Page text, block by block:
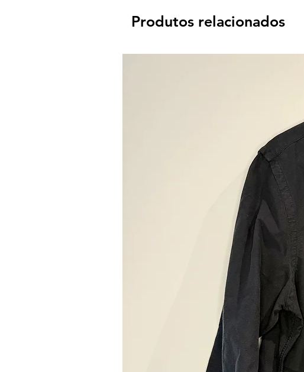
Produtos relacionados